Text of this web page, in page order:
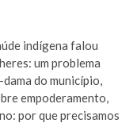
indígena falou
um problema
do município,
empoderamento,
por que precisamos